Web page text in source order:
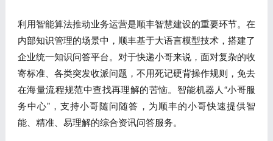
利用智能算法推动业务运营是顺丰智慧建设的重要环节。在
内部知识管理的场景中，顺丰基于大语言模型技术，搭建了
企业统一知识问答平台。对于快递小哥来说，面对复杂的收
寄标准、各类突发收派问题，不用死记硬背操作规则，免去
在海量流程规范中查找再理解的苦恼。智能机器人“小哥服
务中心”，支持小哥随问随答，为顺丰的小哥快速提供智
能、精准、易理解的综合资讯问答服务。